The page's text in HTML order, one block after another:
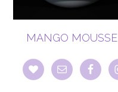
MANGO MOUSSE